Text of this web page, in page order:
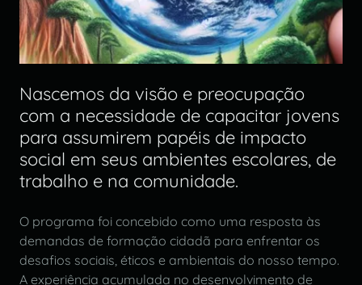
Nascemos da visão e preocupação
com a necessidade de capacitar jovens
para assumirem papéis de impacto
social em seus ambientes escolares, de
trabalho e na comunidade.
O programa foi concebido como uma resposta às
demandas de formação cidadã para enfrentar os
desafios sociais, éticos e ambientais do nosso tempo.
A experiência acumulada no desenvolvimento de